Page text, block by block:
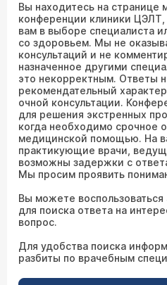
Вы находитесь на странице
конференции клиники
вам в выборе специалиста
со здоровьем. Мы не
консультаций и не
назначенное другими
это некорректным. Ответы
рекомендательный
очной консультации.
для решения экстренных
когда необходимо срочное
медицинской помощью. На
практикующие врачи,
возможны задержки с
Мы просим проявить
Вы можете
для поиска ответа на
вопрос.
Для удобства поиска
разбиты по врачебным